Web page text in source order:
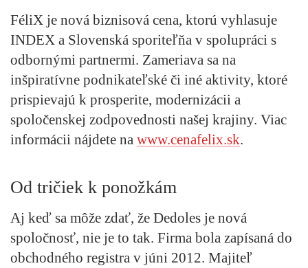
FéliX je nová biznisová cena, ktorú vyhlasuje
INDEX a Slovenská sporiteľňa v spolupráci s
odbornými partnermi. Zameriava sa na
inšpiratívne podnikateľské či iné aktivity, ktoré
prispievajú k prosperite, modernizácii a
spoločenskej zodpovednosti našej krajiny. Viac
informácii nájdete na www.cenafelix.sk.
Od tričiek k ponožkám
Aj keď sa môže zdať, že Dedoles je nová
spoločnosť, nie je to tak. Firma bola zapísaná do
obchodného registra v júni 2012. Majiteľ